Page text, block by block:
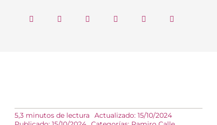
5,3 minutos de lectura
Actualizado: 15/10/2024